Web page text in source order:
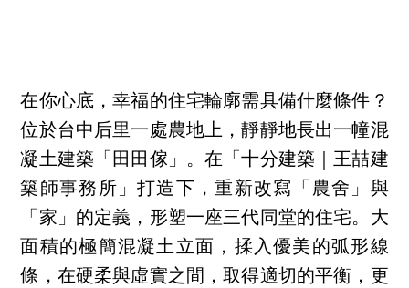
在你心底，幸福的住宅輪廓需具備什麼條件？
位於台中后里一處農地上，靜靜地長出一幢混
凝土建築「田田傢」。在「十分建築｜王喆建
築師事務所」打造下，重新改寫「農舍」與
「家」的定義，形塑一座三代同堂的住宅。大
面積的極簡混凝土立面，揉入優美的弧形線
條，在硬柔與虛實之間，取得適切的平衡，更